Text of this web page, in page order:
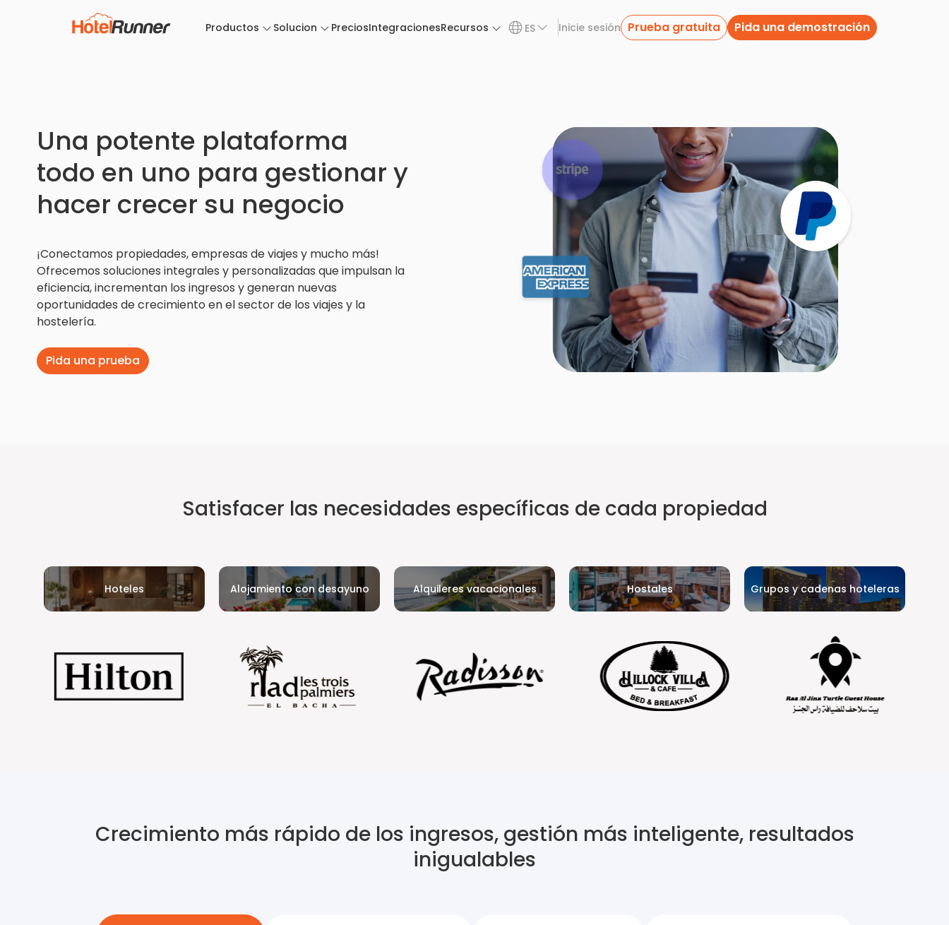
Productos Solucion PreciosIntegracionesRecursos ES Inicie sesión Prueba gratuita Pida una demostración
Una potente plataforma
todo en uno para gestionar y
hacer crecer su negocio
¡Conectamos propiedades, empresas de viajes y mucho más!
Ofrecemos soluciones integrales y personalizadas que impulsan la
eficiencia, incrementan los ingresos y generan nuevas
oportunidades de crecimiento en el sector de los viajes y la
hostelería.
Pida una prueba
Satisfacer las necesidades específicas de cada propiedad
Hoteles Alojamiento con desayuno Alquileres vacacionales Hostales Grupos y cadenas hoteleras
Crecimiento más rápido de los ingresos, gestión más inteligente, resultados
inigualables